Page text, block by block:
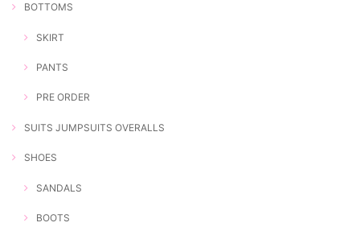
BOTTOMS
SKIRT
PANTS
PRE ORDER
SUITS JUMPSUITS OVERALLS
SHOES
SANDALS
BOOTS